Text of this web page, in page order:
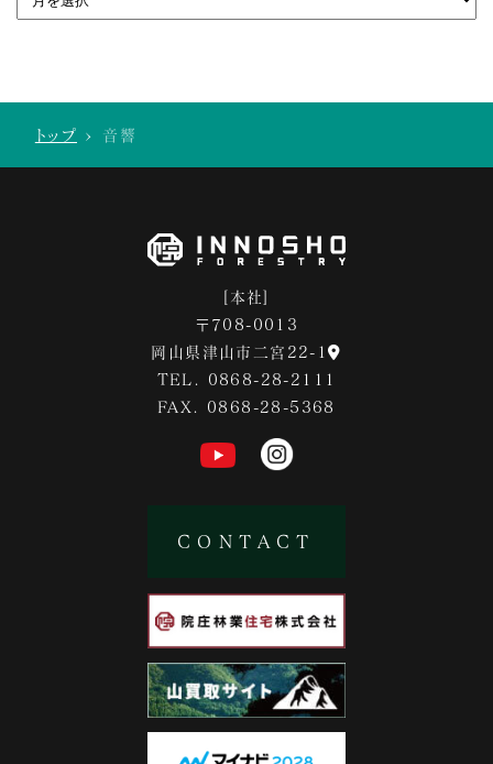
トップ > 音響
[本社]
〒708-0013
岡山県津山市二宮22-1
TEL. 0868-28-2111
FAX. 0868-28-5368
CONTACT